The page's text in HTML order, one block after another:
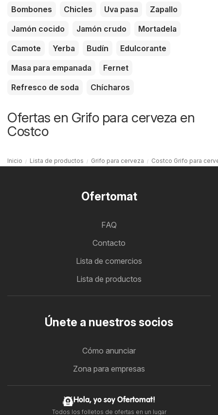
Bombones
Chicles Uva pasa
Zapallo
Jamón cocido
Jamón crudo
Mortadela
Camote
Yerba Budín
Edulcorante
Masa para empanada
Fernet
Refresco de soda
Chícharos
Ofertas en Grifo para cerveza en
Costco
Inicio Lista de productos Grifo para cerveza Costco Grifo para
Ofertomat
FAQ
Contacto
Lista de comercios
Lista de productos
Únete a nuestros socios
Cómo anunciar
Zona para empresas
Hola, yo soy Ofertomat!
Todos los folletos de ofertas en un lugar